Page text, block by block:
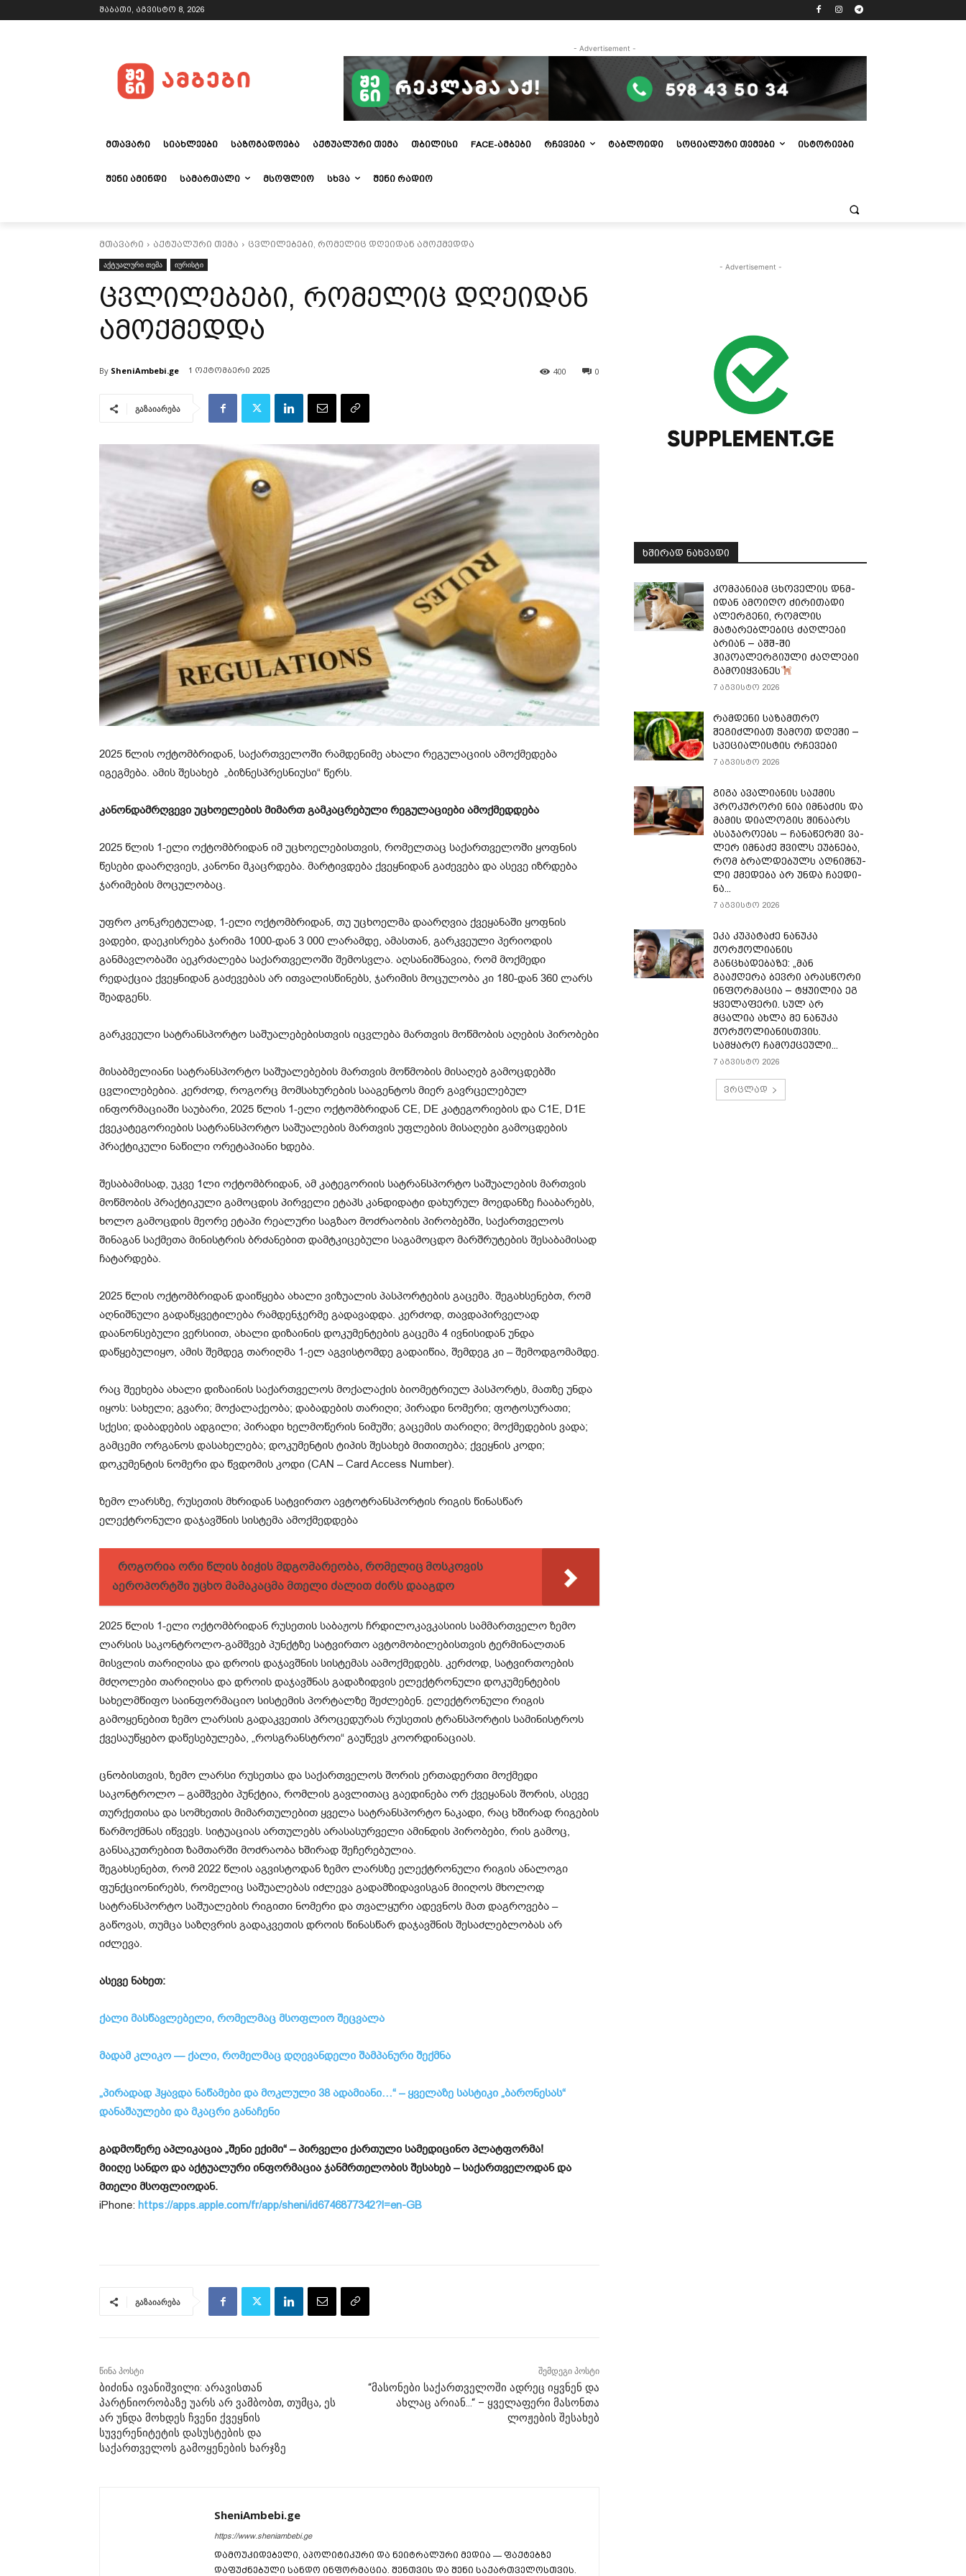
შაბათი, აგვისტო 8, 2026
- Advertisement -
ᲛᲗᲐᲕᲐᲠᲘ ᲡᲘᲐᲮᲚᲔᲔᲑᲘ ᲡᲐᲖᲝᲒᲐᲓᲝᲔᲑᲐ ᲐᲥᲢᲣᲐᲚᲣᲠᲘ ᲗᲔᲛᲐ ᲗᲑᲘᲚᲘᲡᲘ FACE-ᲐᲛᲑᲔᲑᲘ ᲠᲩᲔᲕᲔᲑᲘ ᲢᲐᲑᲚᲝᲘᲓᲘ ᲡᲝᲪᲘᲐᲚᲣᲠᲘ ᲗᲔᲛᲔᲑᲘ ᲘᲡᲢᲝᲠᲘᲔᲑᲘ
ᲨᲔᲜᲘ ᲐᲛᲘᲜᲓᲘ ᲡᲐᲛᲐᲠᲗᲐᲚᲘ ᲛᲡᲝᲤᲚᲘᲝ ᲡᲮᲕᲐ ᲨᲔᲜᲘ ᲠᲐᲓᲘᲝ
მთავარი აქტუალური თემა
ცვლილებები, რომელიც დღეიდან ამოქმედდა
აქტუალური თემა
იურისტი
ცვლილებები, რომელიც დღეიდან
ამოქმედდა
By SheniAmbebi.ge 1 ოქტომბერი 2025 0
400
გაზაიარება
2025 წლის ოქტომბრიდან, საქართველოში რამდენიმე ახალი რეგულაციის ამოქმედება
იგეგმება. ამის შესახებ „ბიზნესპრესნიუსი“ წერს.
კანონდამრღვევი უცხოელების მიმართ გამკაცრებული რეგულაციები ამოქმედდება
2025 წლის 1-ელი ოქტომბრიდან იმ უცხოელებისთვის, რომელთაც საქართველოში ყოფნის
წესები დაარღვიეს, კანონი მკაცრდება. მარტივდება ქვეყნიდან გაძევება და ასევე იზრდება
ჯარიმების მოცულობაც.
უფრო კონკრეტულად, 1-ელი ოქტომბრიდან, თუ უცხოელმა დაარღვია ქვეყანაში ყოფნის
ვადები, დაეკისრება ჯარიმა 1000-დან 3 000 ლარამდე, ამასთან, გარკვეული პერიოდის
განმავლობაში აეკრძალება საქართველოში შემოსვლა. აღსანიშნავია, რომ მოქმედი
რედაქცია ქვეყნიდან გაძევებას არ ითვალისწინებს, ჯარიმის მოცულობა კი 180-დან 360 ლარს
შეადგენს.
გარკვეული სატრანსპორტო საშუალებებისთვის იცვლება მართვის მოწმობის აღების პირობები
მისაბმელიანი სატრანსპორტო საშუალებების მართვის მოწმობის მისაღებ გამოცდებში
ცვლილებებია. კერძოდ, როგორც მომსახურების სააგენტოს მიერ გავრცელებულ
ინფორმაციაში საუბარი, 2025 წლის 1-ელი ოქტომბრიდან CE, DE კატეგორიების და C1E, D1E
ქვეკატეგორიების სატრანსპორტო საშუალების მართვის უფლების მისაღები გამოცდების
პრაქტიკული ნაწილი ორეტაპიანი ხდება.
შესაბამისად, უკვე 1ლი ოქტომბრიდან, ამ კატეგორიის სატრანსპორტო საშუალების მართვის
მოწმობის პრაქტიკული გამოცდის პირველი ეტაპს კანდიდატი დახურულ მოედანზე ჩააბარებს,
ხოლო გამოცდის მეორე ეტაპი რეალური საგზაო მოძრაობის პირობებში, საქართველოს
შინაგან საქმეთა მინისტრის ბრძანებით დამტკიცებული საგამოცდო მარშრუტების შესაბამისად
ჩატარდება.
2025 წლის ოქტომბრიდან დაიწყება ახალი ვიზუალის პასპორტების გაცემა. შეგახსენებთ, რომ
აღნიშნული გადაწყვეტილება რამდენჯერმე გადავადდა. კერძოდ, თავდაპირველად
დაანონსებული ვერსიით, ახალი დიზაინის დოკუმენტების გაცემა 4 ივნისიდან უნდა
დაწყებულიყო, ამის შემდეგ თარიღმა 1-ელ აგვისტომდე გადაიწია, შემდეგ კი – შემოდგომამდე.
რაც შეეხება ახალი დიზაინის საქართველოს მოქალაქის ბიომეტრიულ პასპორტს, მათზე უნდა
იყოს: სახელი; გვარი; მოქალაქეობა; დაბადების თარიღი; პირადი ნომერი; ფოტოსურათი;
სქესი; დაბადების ადგილი; პირადი ხელმოწერის ნიმუში; გაცემის თარიღი; მოქმედების ვადა;
გამცემი ორგანოს დასახელება; დოკუმენტის ტიპის შესახებ მითითება; ქვეყნის კოდი;
დოკუმენტის ნომერი და წვდომის კოდი (CAN – Card Access Number).
ზემო ლარსზე, რუსეთის მხრიდან სატვირთო ავტოტრანსპორტის რიგის წინასწარ
ელექტრონული დაჯავშნის სისტემა ამოქმედდება
როგორია ორი წლის ბიჭის მდგომარეობა, რომელიც მოსკოვის
აეროპორტში უცხო მამაკაცმა მთელი ძალით ძირს დააგდო
2025 წლის 1-ელი ოქტომბრიდან რუსეთის საბაჟოს ჩრდილოკავკასიის სამმართველო ზემო
ლარსის საკონტროლო-გამშვებ პუნქტზე სატვირთო ავტომობილებისთვის ტერმინალთან
მისვლის თარიღისა და დროის დაჯავშნის სისტემას აამოქმედებს. კერძოდ, სატვირთოების
მძღოლები თარიღისა და დროის დაჯავშნას გადაზიდვის ელექტრონული დოკუმენტების
სახელმწიფო საინფორმაციო სისტემის პორტალზე შეძლებენ. ელექტრონული რიგის
გამოყენებით ზემო ლარსის გადაკვეთის პროცედურას რუსეთის ტრანსპორტის სამინისტროს
ქვესაუწყებო დაწესებულება, „როსგრანსტროი“ გაუწევს კოორდინაციას.
ცნობისთვის, ზემო ლარსი რუსეთსა და საქართველოს შორის ერთადერთი მოქმედი
საკონტროლო – გამშვები პუნქტია, რომლის გავლითაც გაედინება ორ ქვეყანას შორის, ასევე
თურქეთისა და სომხეთის მიმართულებით ყველა სატრანსპორტო ნაკადი, რაც ხშირად რიგების
წარმოქმნას იწვევს. სიტუაციას ართულებს არასასურველი ამინდის პირობები, რის გამოც,
განსაკუთრებით ზამთარში მოძრაობა ხშირად შეჩერებულია.
შეგახსენებთ, რომ 2022 წლის აგვისტოდან ზემო ლარსზე ელექტრონული რიგის ანალოგი
ფუნქციონირებს, რომელიც საშუალებას იძლევა გადამზიდავისგან მიიღოს მხოლოდ
სატრანსპორტო საშუალების რიგითი ნომერი და თვალყური ადევნოს მათ დაგროვება –
გაწოვას, თუმცა საზღვრის გადაკვეთის დროის წინასწარ დაჯავშნის შესაძლებლობას არ
იძლევა.
ასევე ნახეთ:
ქალი მასწავლებელი, რომელმაც მსოფლიო შეცვალა
მადამ კლიკო — ქალი, რომელმაც დღევანდელი შამპანური შექმნა
„პირადად ჰყავდა ნაწამები და მოკლული 38 ადამიანი…“ – ყველაზე სასტიკი „ბარონესას“
დანაშაულები და მკაცრი განაჩენი
გადმოწერე აპლიკაცია „შენი ექიმი“ – პირველი ქართული სამედიცინო პლატფორმა!
მიიღე სანდო და აქტუალური ინფორმაცია ჯანმრთელობის შესახებ – საქართველოდან და
მთელი მსოფლიოდან.
iPhone: https://apps.apple.com/fr/app/sheni/id6746877342?l=en-GB
გაზაიარება
წინა პოსტი
ბიძინა ივანიშვილი: არავისთან
პარტნიორობაზე უარს არ ვამბობთ, თუმცა, ეს
არ უნდა მოხდეს ჩვენი ქვეყნის
სუვერენიტეტის დასუსტების და
საქართველოს გამოყენების ხარჯზე
შემდეგი პოსტი
“მასონები საქართველოში ადრეც იყვნენ და
ახლაც არიან…“ – ყველაფერი მასონთა
ლოჟების შესახებ
SheniAmbebi.ge
https://www.sheniambebi.ge
დამოუკიდებელი, აპოლიტიკური და ნეიტრალური მედია — ფაქტებზე
დაფუძნებული სანდო ინფორმაცია. შენთვის და შენი საქართველოსთვის.
- Advertisement -
ᲮᲨᲘᲠᲐᲓ ᲜᲐᲮᲕᲐᲓᲘ
კომპანიამ ცხოველის დნმ-
იდან ამოიღო ძირითადი
ალერგენი, რომლის
მატარებლებიც ძაღლები
არიან – აშშ-ში
ჰიპოალერგიული ძაღლები
გამოიყვანეს
7 აგვისტო 2026
რამდენი საზამთრო
შეგიძლიათ ჭამოთ დღეში –
სპეციალისტის რჩევები
7 აგვისტო 2026
გიგა ავალიანის საქმის
პროკურორი ნია იმნაძის და
მამის დიალოგის შინაარს
ასაჯაროებს – ჩა­ნა­წერ­ში ვა­
ლერ იმ­ნა­ძე შვილს ეუბ­ნე­ბა,
რომ ბრალ­დე­ბულს აღ­ნიშ­ნუ­
ლი ქმე­დე­ბა არ უნდა ჩა­ე­დი­
ნა...
7 აგვისტო 2026
ეკა კუპატაძე ნანუკა
ჟორჟოლიანის
განცხადებაზე: „მან
გააჟღერა ბევრი არასწორი
ინფორმაცია – ტყუილია ეგ
ყველაფერი. სულ არ
მცალია ახლა მე ნანუკა
ჟორჟოლიანისთვის.
სამყარო ჩამოქცეული...
7 აგვისტო 2026
ვრცლად